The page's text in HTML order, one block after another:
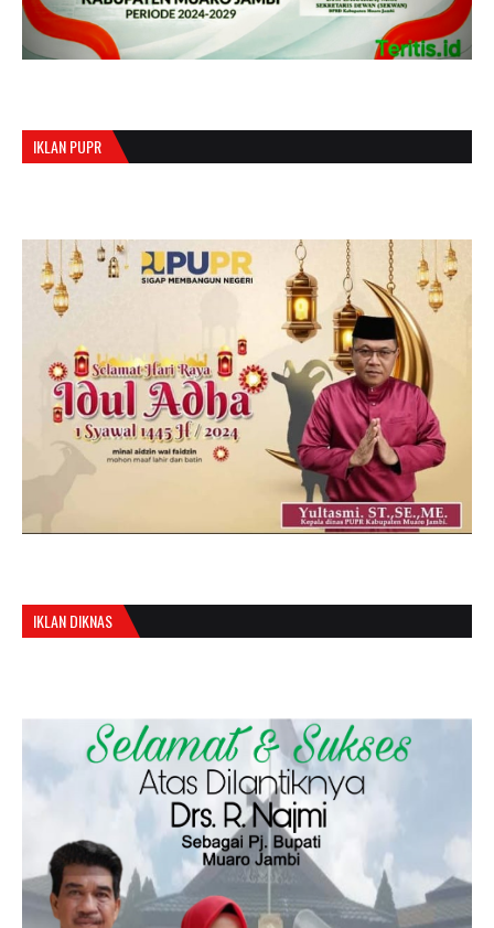
IKLAN PUPR
IKLAN DIKNAS